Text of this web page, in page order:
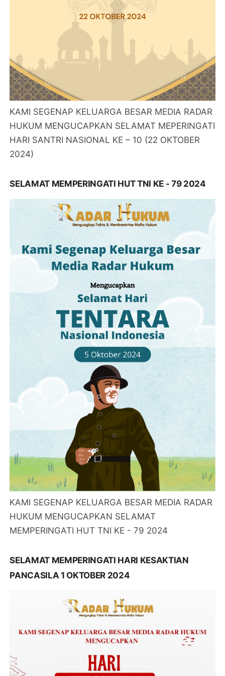
KAMI SEGENAP KELUARGA BESAR MEDIA RADAR
HUKUM MENGUCAPKAN SELAMAT MEPERINGATI
HARI SANTRI NASIONAL KE – 10 (22 OKTOBER
2024)
SELAMAT MEMPERINGATI HUT TNI KE - 79 2024
KAMI SEGENAP KELUARGA BESAR MEDIA RADAR
HUKUM MENGUCAPKAN SELAMAT
MEMPERINGATI HUT TNI KE - 79 2024
SELAMAT MEMPERINGATI HARI KESAKTIAN
PANCASILA 1 OKTOBER 2024